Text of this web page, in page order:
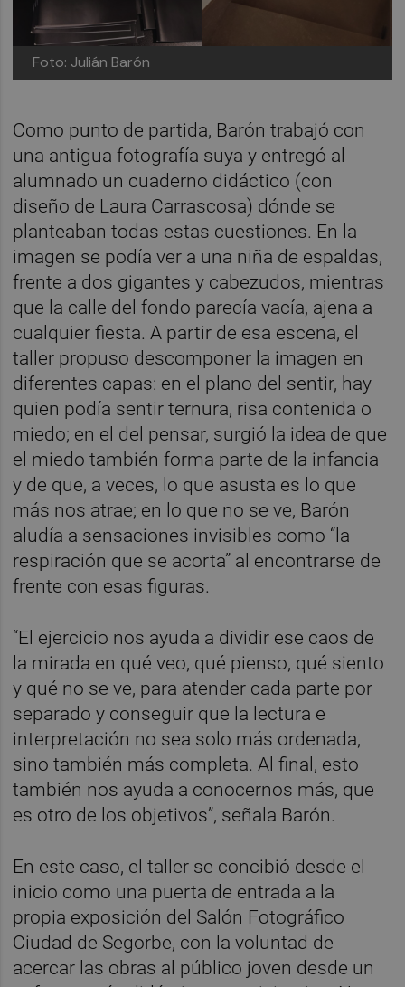
Foto: Julián Barón
Como punto de partida, Barón trabajó con
una antigua fotografía suya y entregó al
alumnado un cuaderno didáctico (con
diseño de Laura Carrascosa) dónde se
planteaban todas estas cuestiones. En la
imagen se podía ver a una niña de espaldas,
frente a dos gigantes y cabezudos, mientras
que la calle del fondo parecía vacía, ajena a
cualquier fiesta. A partir de esa escena, el
taller propuso descomponer la imagen en
diferentes capas: en el plano del sentir, hay
quien podía sentir ternura, risa contenida o
miedo; en el del pensar, surgió la idea de que
el miedo también forma parte de la infancia
y de que, a veces, lo que asusta es lo que
más nos atrae; en lo que no se ve, Barón
aludía a sensaciones invisibles como “la
respiración que se acorta” al encontrarse de
frente con esas figuras.
“El ejercicio nos ayuda a dividir ese caos de
la mirada en qué veo, qué pienso, qué siento
y qué no se ve, para atender cada parte por
separado y conseguir que la lectura e
interpretación no sea solo más ordenada,
sino también más completa. Al final, esto
también nos ayuda a conocernos más, que
es otro de los objetivos”, señala Barón.
En este caso, el taller se concibió desde el
inicio como una puerta de entrada a la
propia exposición del Salón Fotográfico
Ciudad de Segorbe, con la voluntad de
acercar las obras al público joven desde un